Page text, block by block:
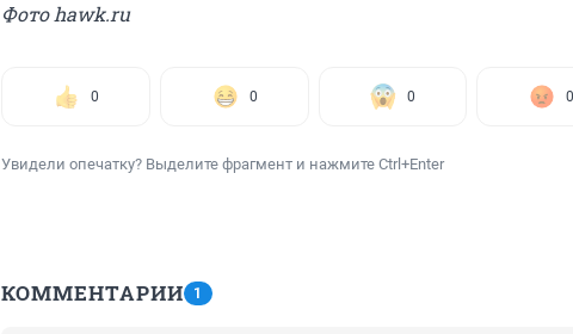
Фото hawk.ru
0 0 0 0
Увидели опечатку? Выделите фрагмент и нажмите Ctrl+Enter
КОММЕНТАРИИ 1